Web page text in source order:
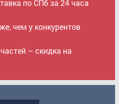
по СПб за 24 часа
чем у конкурентов
– скидка на